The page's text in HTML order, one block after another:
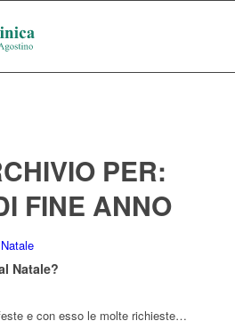
PER:
FINE ANNO
Natale?
e con esso le molte richieste…